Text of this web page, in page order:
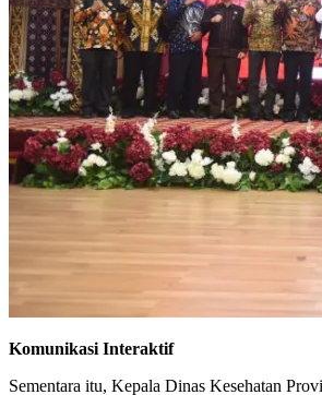
Komunikasi Interaktif
Sementara itu, Kepala Dinas Kesehatan